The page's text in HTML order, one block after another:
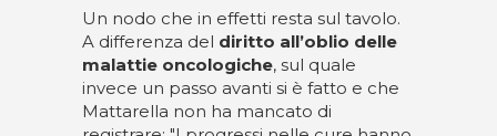
Un nodo che in effetti resta sul tavolo.
A differenza del diritto all’oblio delle
malattie oncologiche, sul quale
invece un passo avanti si è fatto e che
Mattarella non ha mancato di